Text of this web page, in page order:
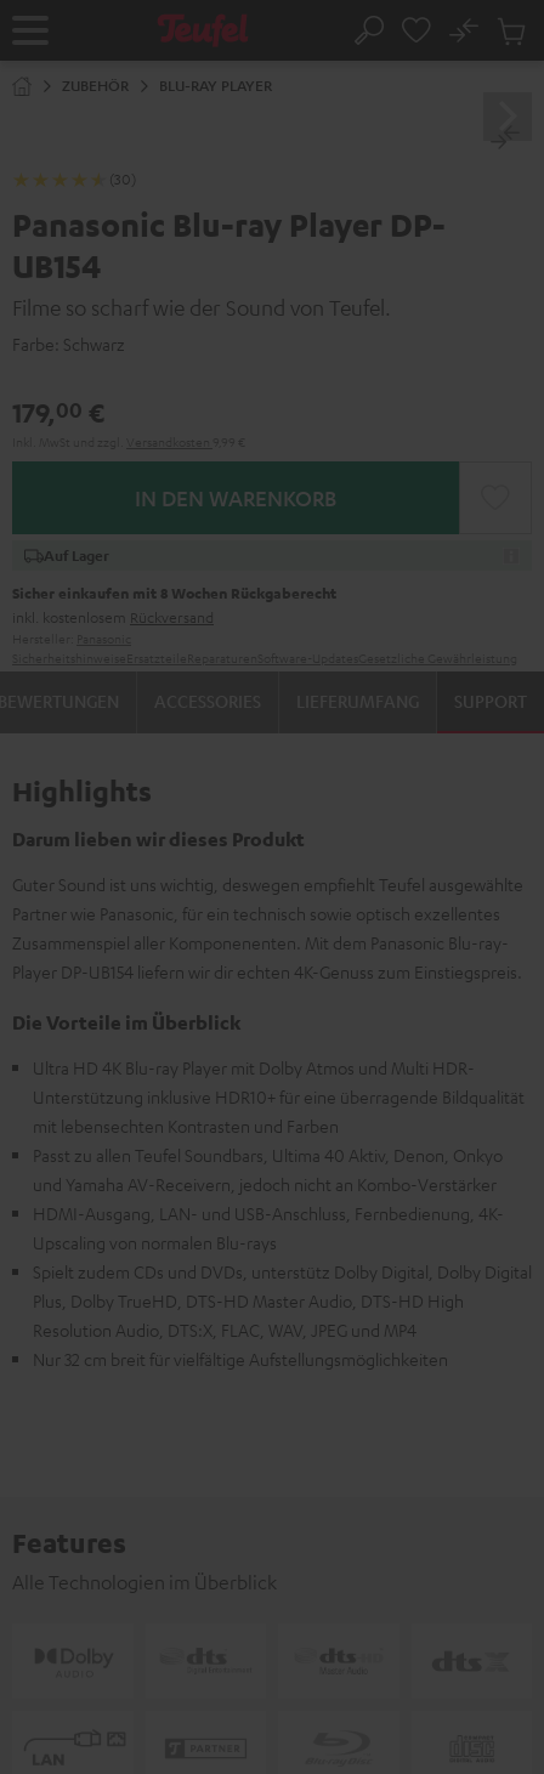
Startseite Suche
No
ZUBEHÖR BLU-RAY PLAYER
(30)
Panasonic Blu-ray Player DP-
UB154
Filme so scharf wie der Sound von Teufel.
Farbe: Schwarz
179,00 €
IN DEN WARENKORB
Auf Lager
Sicher einkaufen mit 8 Wochen Rückgaberecht
inkl. kostenlosem Rückversand
SUPPORT
Highlights
Darum lieben wir dieses Produkt
Guter Sound ist uns wichtig, deswegen empfiehlt Teufel ausgewählte
Partner wie Panasonic, für ein technisch sowie optisch exzellentes
Zusammenspiel aller Komponenenten. Mit dem Panasonic Blu-ray-
Player DP-UB154 liefern wir dir echten 4K-Genuss zum Einstiegspreis.
Die Vorteile im Überblick
Ultra HD 4K Blu-ray Player mit Dolby Atmos und Multi HDR-
Unterstützung inklusive HDR10+ für eine überragende Bildqualität
mit lebensechten Kontrasten und Farben
Passt zu allen Teufel Soundbars, Ultima 40 Aktiv, Denon, Onkyo
und Yamaha AV-Receivern, jedoch nicht an Kombo-Verstärker
HDMI-Ausgang, LAN- und USB-Anschluss, Fernbedienung, 4K-
Upscaling von normalen Blu-rays
Spielt zudem CDs und DVDs, unterstütz Dolby Digital, Dolby Digital
Plus, Dolby TrueHD, DTS-HD Master Audio, DTS-HD High
Resolution Audio, DTS:X, FLAC, WAV, JPEG und MP4
Nur 32 cm breit für vielfältige Aufstellungsmöglichkeiten
Features
Alle Technologien im Überblick